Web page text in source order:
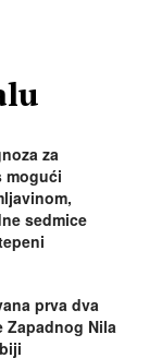
za
mogući
sedmice
prva dva
Zapadnog Nila